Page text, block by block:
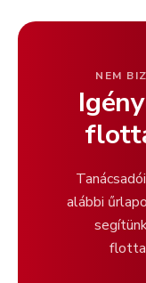
NEM
alábbi